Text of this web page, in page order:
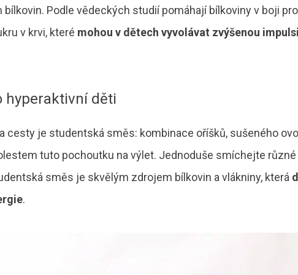
Podle vědeckých studií pomáhají bílkoviny v boji
v krvi, které mohou v dětech vyvolávat zvýšenou
hyperaktivní děti
cesty je studentská směs: kombinace oříšků, sušeného
tuto pochoutku na výlet. Jednoduše smíchejte
směs je skvělým zdrojem bílkovin a vlákniny, která
.